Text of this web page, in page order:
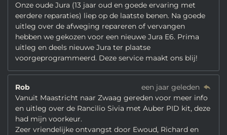
Onze oude Jura (13 jaar oud en goede ervaring met
eerdere reparaties) liep op de laatste benen. Na goede
uitleg over de afweging repareren of vervangen
hebben we gekozen voor een nieuwe Jura E6. Prima
uitleg en deels nieuwe Jura ter plaatse
voorgeprogrammeerd. Deze service maakt ons blij!
Rob
een jaar geleden
Vanuit Maastricht naar Zwaag gereden voor meer info
en uitleg over de Rancilio Sivia met Auber PID kit, deze
had mijn voorkeur.
Zeer vriendelijke ontvangst door Ewoud, Richard en